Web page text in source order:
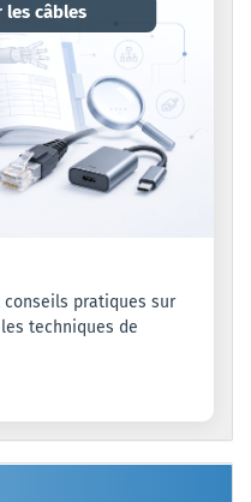
câbles
conseils pratiques sur
techniques de